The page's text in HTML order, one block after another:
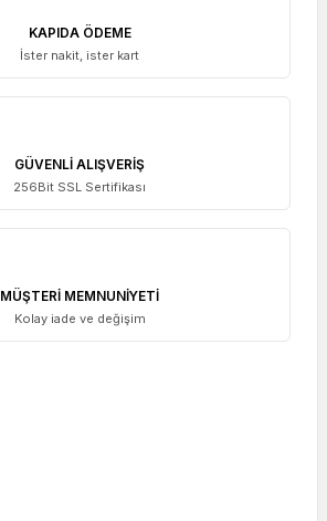
KAPIDA ÖDEME
İster nakit, ister kart
GÜVENLİ ALIŞVERİŞ
256Bit SSL Sertifikası
MÜŞTERİ MEMNUNİYETİ
Kolay iade ve değişim